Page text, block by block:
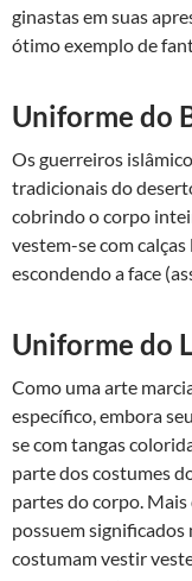
ginastas em suas
ótimo exemplo de
Uniforme do
Os guerreiros
tradicionais do
cobrindo o corpo
vestem-se com
escondendo a face
Uniforme do
Como uma arte
específico, embora
se com tangas
parte dos costumes
partes do corpo.
possuem significados
costumam vestir